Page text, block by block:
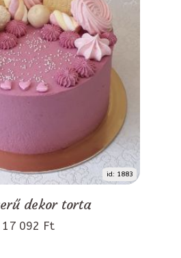
id: 1883
dekor torta
17 092 Ft